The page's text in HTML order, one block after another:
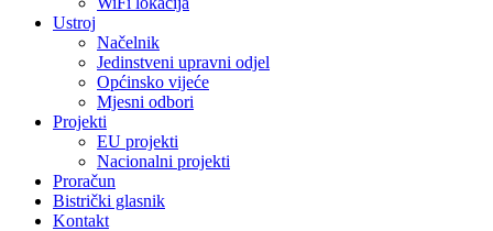
Ustroj
Načelnik
Jedinstveni upravni odjel
Općinsko vijeće
Mjesni odbori
Projekti
EU projekti
Nacionalni projekti
Proračun
Bistrički glasnik
Kontakt